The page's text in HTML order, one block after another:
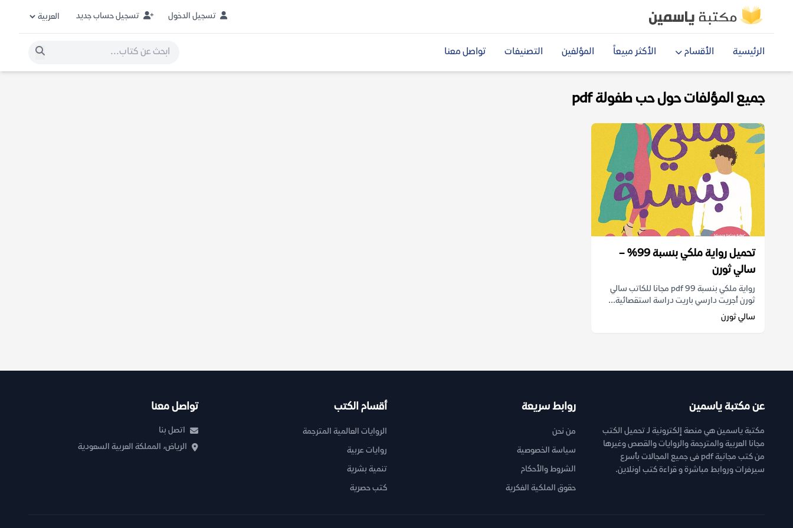
تسجيل الدخول تسجيل حساب جديد
الرئيسية الأقسام الأكثر مبيعاً المؤلفين التصنيفات تواصل معنا
جميع المؤلفات حول حب طفولة pdf
تحميل رواية ملكي بنسبة 99% –
سالي ثورن
رواية ملكي بنسبة 99 pdf مجانا للكاتب سالي
ثورن أجريت دارسي باريت دراسة استقصائية...
سالي ثورن
عن مكتبة ياسمين
مكتبة ياسمين هي منصة إلكترونية لـ تحميل الكتب
مجانا العربية والمترجمة والروايات والقصص وغيرها
من كتب مجانية pdf فى جميع المجالات بأسرع
سيرفرات وروابط مباشرة و قراءة كتب اونلاين.
روابط سريعة
من نحن
سياسة الخصوصية
الشروط والأحكام
حقوق الملكية الفكرية
أقسام الكتب
الروايات العالمية المترجمة
روايات عربية
تنمية بشرية
كتب حصرية
تواصل معنا
اتصل بنا
الرياض، المملكة العربية السعودية